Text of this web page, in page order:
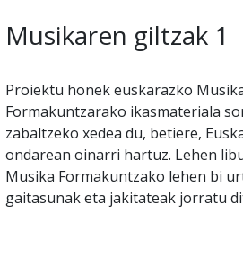
Musikaren giltzak 1
Proiektu honek euskarazko
Formakuntzarako ikasmateriala
zabaltzeko xedea du, betiere,
ondarean oinarri hartuz. Lehen
Musika Formakuntzako lehen bi
gaitasunak eta jakitateak jorratu